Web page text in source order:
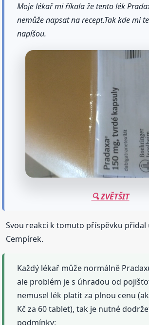
Moje lékař mi říkala že tento lék
nemůže napsat na recept.Tak kde mi
napíšou.
🔍 ZVĚTŠIT
Svou reakci k tomuto příspěvku přidal
Cempírek.
Každý lékař může normálně
ale problém je s úhradou od
nemusel lék platit za plnou cenu
Kč za 60 tablet), tak je nutné
podmínky: